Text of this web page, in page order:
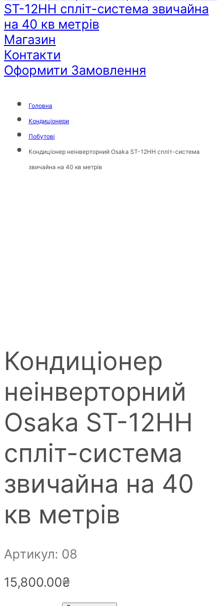
ST-12HH спліт-система звичайна
на 40 кв метрів
Магазин
Контакти
Оформити Замовлення
Головна
Кондиціонери
Побутові
Кондиціонер неінверторний Osaka ST-12HH спліт-система
звичайна на 40 кв метрів
Кондиціонер
неінверторний
Osaka ST-12HH
спліт-система
звичайна на 40
кв метрів
Артикул: 08
15,800.00₴